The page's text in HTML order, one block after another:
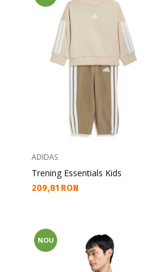
ADIDAS
Trening Essentials Kids
Текуща цена:
209,81 RON
NOU